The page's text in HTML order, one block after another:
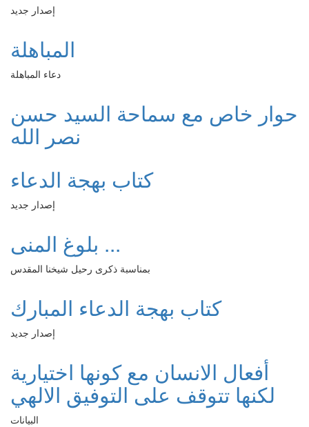
إصدار جديد
المباهلة
دعاء المباهلة
حوار خاص مع سماحة السيد حسن
نصر الله
كتاب بهجة الدعاء
إصدار جديد
بلوغ المنى ...
بمناسبة ذكرى رحيل شيخنا المقدس
كتاب بهجة الدعاء المبارك
إصدار جديد
أفعال الانسان مع كونها اختيارية
لكنها تتوقف على التوفيق الالهي
البيانات